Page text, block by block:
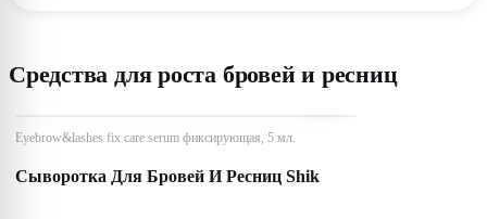
Средства для роста бровей и ресниц
Eyebrow&lashes fix care serum фиксирующая, 5 мл.
Сыворотка Для Бровей И Ресниц Shik